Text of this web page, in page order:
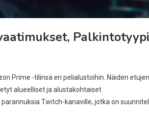
Prime -tilinsä eri pelialustoihin. Näiden etujen
alueelliset ja alustakohtaiset
Twitch-kanaville, jotka on